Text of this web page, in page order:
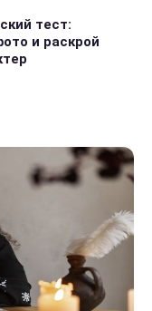
тест:
и раскрой